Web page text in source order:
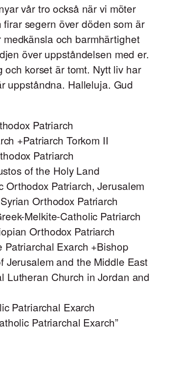
vår tro också när vi möter
segern över döden som är
och barmhärtighet
över uppståndelsen med er.
korset är tomt. Nytt liv har
uppståndna. Halleluja. Gud
Patriarch
+Patriarch Torkom II
Patriarch
of the Holy Land
Patriarch, Jerusalem
Orthodox Patriarch
Melkite-Catholic Patriarch
Orthodox Patriarch
Exarch +Bishop
Jerusalem and the Middle East
Lutheran Church in Jordan and
Patriarchal Exarch
Patriarchal Exarch”